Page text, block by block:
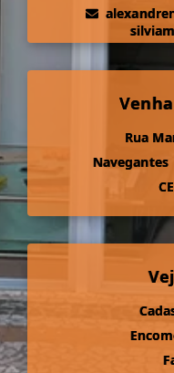
Rua
Navegantes